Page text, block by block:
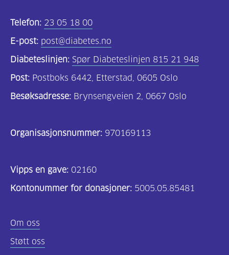
Telefon: 23 05 18 00
E-post: post@diabetes.no
Diabeteslinjen: Spør Diabeteslinjen 815 21 948
Post: Postboks 6442, Etterstad, 0605 Oslo
Besøksadresse: Brynsengveien 2, 0667 Oslo
Organisasjonsnummer: 970169113
Vipps en gave: 02160
Kontonummer for donasjoner: 5005.05.85481
Om oss
Støtt oss